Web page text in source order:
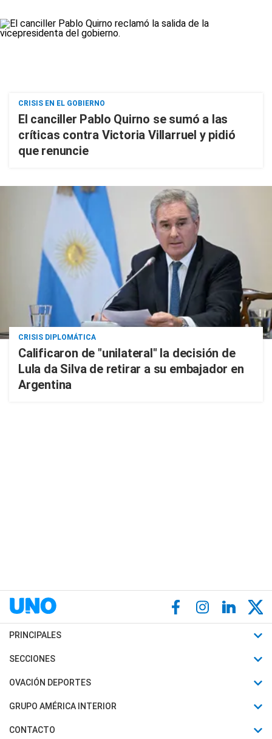
CRISIS EN EL GOBIERNO
El canciller Pablo Quirno se sumó a las
críticas contra Victoria Villarruel y pidió
que renuncie
CRISIS DIPLOMÁTICA
Calificaron de "unilateral" la decisión de
Lula da Silva de retirar a su embajador en
Argentina
PRINCIPALES
Últimas Noticias
Política
Judiciales
SECCIONES
Horóscopo
Motores
OVACIÓN DEPORTES
Fútbol
Mundial
GRUPO AMÉRICA INTERIOR
Canal 7 en Vivo
CONTACTO